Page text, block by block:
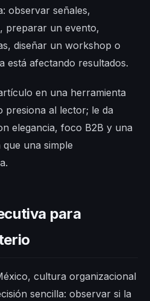
observar señales,
preparar un evento,
diseñar un workshop o
está afectando resultados.
en una herramienta
presiona al lector; le da
elegancia, foco B2B y una
una simple
para
cultura organizacional
sencilla: observar si la